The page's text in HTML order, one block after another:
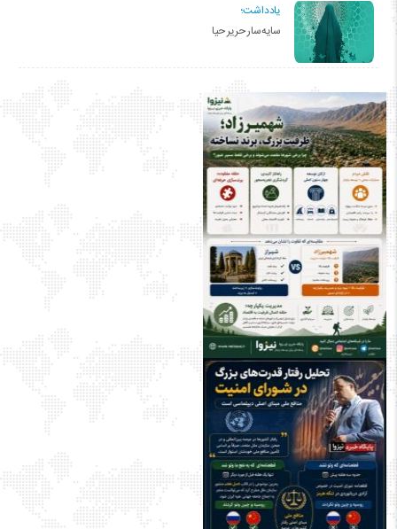
یادداشت؛
سایه‌سار حریر حیا